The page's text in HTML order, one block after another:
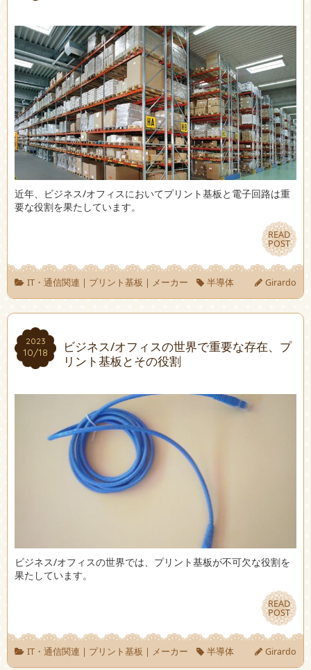
近年、ビジネス/オフィスにおいてプリント基板と電子回路は重
要な役割を果たしています。
READ
POST
READ
POST
IT・通信関連 | プリント基板| メーカー 半導体 Girardo
2023
10/18
2023
10/18
ビジネス/オフィスの世界で重要な存在、プ
リント基板とその役割
ビジネス/オフィスの世界では、プリント基板が不可欠な役割を
果たしています。
READ
POST
READ
POST
IT・通信関連 | プリント基板 | メーカー 半導体 Girardo